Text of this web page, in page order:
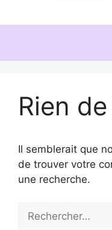
Rien
Il semblerait que
de trouver votre
une recherche.
Rechercher :